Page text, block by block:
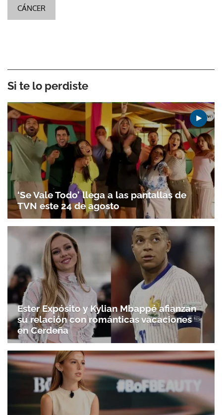
CÁNCER
Si te lo perdiste
‘Se Vale Todo’ llega a las pantallas de
TVN este 24 de agosto
Ester Expósito y Kylian Mbappé afianzan
su relación con románticas vacaciones
en Cerdeña